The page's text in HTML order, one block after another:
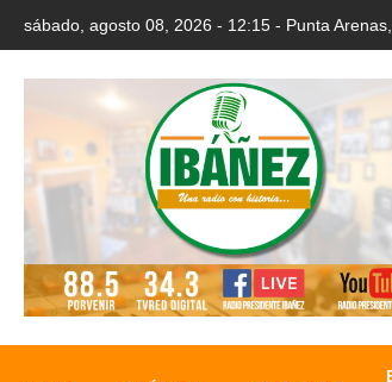
sábado, agosto 08, 2026 - 12:15 - Punta